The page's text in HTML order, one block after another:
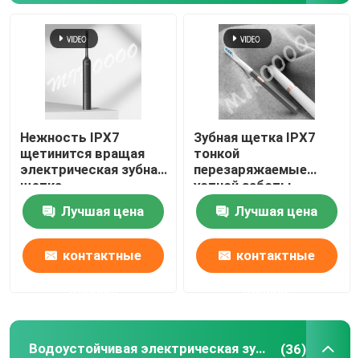
Нежность IPX7
щетинится вращая
электрическая зубная
щетка
перезаряжаемые для
предохранения от
камеди
Лучшая цена
контактные
Зубная щетка IPX7
тонкой
перезаряжаемые
устной заботы
электрическая
водоустойчивая с 3
режимами
Лучшая цена
контактные
Водоустойчивая электрическая зубная щетка (36)